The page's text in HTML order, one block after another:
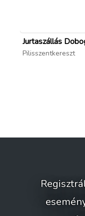
Jurtaszállás
Pilisszentkereszt